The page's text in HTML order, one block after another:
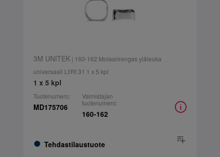
3M UNITEK| 160-162 Molaarirengas yläleuka
universaali Lt/Rt 31 1 x 5 kpl
1 x 5 kpl
Tuotenumero:
MD175706
Tehdastilaustuote
Valmistajan
tuotenumero:
160-162